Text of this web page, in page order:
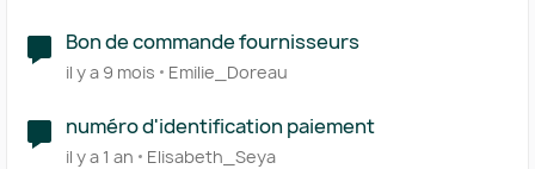
Bon de commande fournisseurs
il y a 9 mois Emilie_Doreau
numéro d'identification paiement
il y a 1 an Elisabeth_Seya